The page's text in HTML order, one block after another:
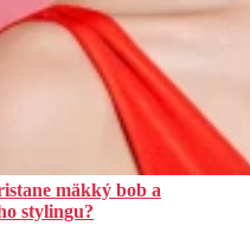
mäkký bob a
stylingu?